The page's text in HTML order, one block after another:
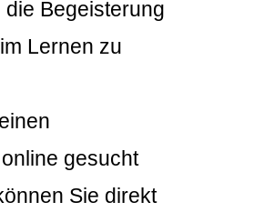
Begeisterung
Lernen zu
gesucht
Sie direkt